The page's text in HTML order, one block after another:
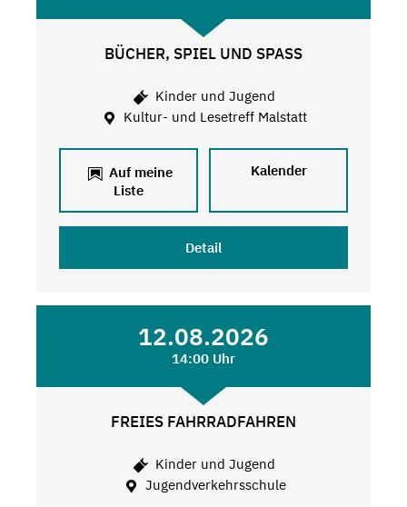
BÜCHER, SPIEL UND SPASS
Kinder und Jugend
Kultur- und Lesetreff Malstatt
Auf meine
Liste
Kalender
Detail
12.08.2026
14:00 Uhr
FREIES FAHRRADFAHREN
Kinder und Jugend
Jugendverkehrsschule